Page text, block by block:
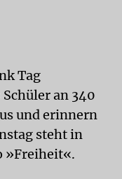
Tag
an 340
und erinnern
steht in
»Freiheit«.